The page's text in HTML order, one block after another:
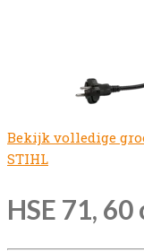
Bekijk volledige
STIHL
HSE 71, 60